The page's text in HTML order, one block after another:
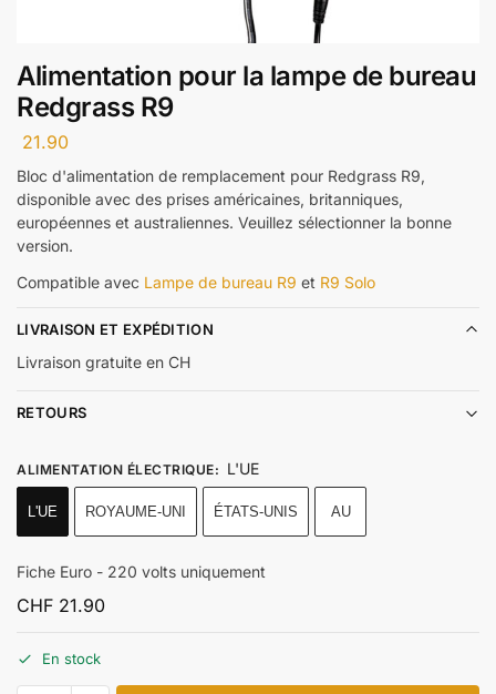
Alimentation pour la lampe de bureau
Redgrass R9
21.90
Bloc d'alimentation de remplacement pour Redgrass R9,
disponible avec des prises américaines, britanniques,
européennes et australiennes. Veuillez sélectionner la bonne
version.
Compatible avec Lampe de bureau R9 et R9 Solo
LIVRAISON ET EXPÉDITION
Livraison gratuite en CH
RETOURS
ALIMENTATION ÉLECTRIQUE: L'UE
L'UE ROYAUME-UNI ÉTATS-UNIS AU
Fiche Euro - 220 volts uniquement
CHF 21.90
En stock